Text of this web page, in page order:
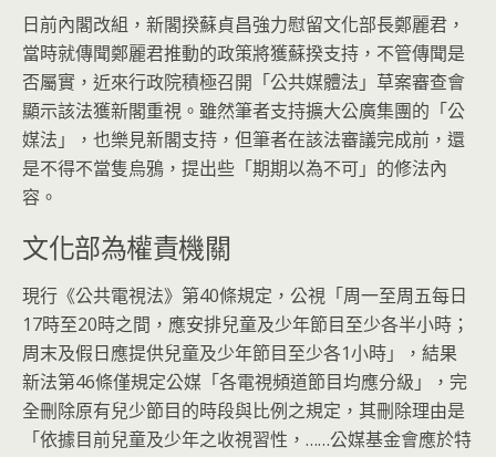
日前內閣改組，新閣揆蘇貞昌強力慰留文化部長鄭麗君，
當時就傳聞鄭麗君推動的政策將獲蘇揆支持，不管傳聞是
否屬實，近來行政院積極召開「公共媒體法」草案審查會
顯示該法獲新閣重視。雖然筆者支持擴大公廣集團的「公
媒法」，也樂見新閣支持，但筆者在該法審議完成前，還
是不得不當隻烏鴉，提出些「期期以為不可」的修法內
容。
文化部為權責機關
現行《公共電視法》第40條規定，公視「周一至周五每日
17時至20時之間，應安排兒童及少年節目至少各半小時；
周末及假日應提供兒童及少年節目至少各1小時」，結果
新法第46條僅規定公媒「各電視頻道節目均應分級」，完
全刪除原有兒少節目的時段與比例之規定，其刪除理由是
「依據目前兒童及少年之收視習性，……公媒基金會應於特